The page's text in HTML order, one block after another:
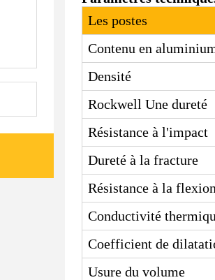
Les postes
Contenu en
Densité
Rockwell Une dureté
Résistance à l'impact
Dureté à la fracture
Résistance à la flexion
Conductivité
Coefficient de
Usure du volume